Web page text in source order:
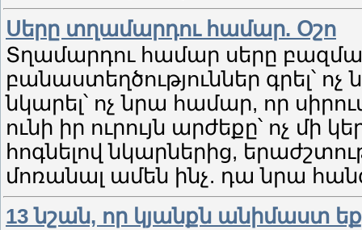
Սերը տղամարդու համար. Օշո
Տղամարդու համար սերը
բանաստեղծություններ գրել՝
նկարել՝ ոչ նրա համար, որ
ունի իր ուրույն արժեքը՝ ոչ մի
հոգնելով նկարներից,
մոռանալ ամեն ինչ. դա նրա
13 նշան, որ կյանքն անիմաստ